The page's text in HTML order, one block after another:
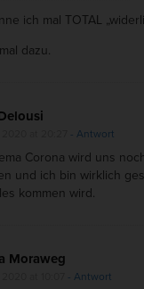
ich mal TOTAL
dazu.
- Antwort
Corona wird uns
und ich bin wirklich
kommen wird.
Moraweg
- Antwort